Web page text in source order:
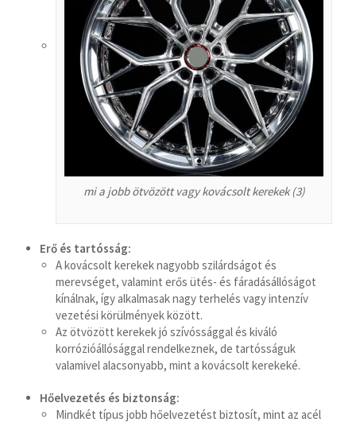
mi a jobb ötvözött vagy kovácsolt kerekek (3)
Erő és tartósság:
A kovácsolt kerekek nagyobb szilárdságot és
merevséget, valamint erős ütés- és fáradásállóságot
kínálnak, így alkalmasak nagy terhelés vagy intenzív
vezetési körülmények között.
Az ötvözött kerekek jó szívóssággal és kiváló
korrózióállósággal rendelkeznek, de tartósságuk
valamivel alacsonyabb, mint a kovácsolt kerekeké.
Hőelvezetés és biztonság:
Mindkét típus jobb hőelvezetést biztosít, mint az acél
தமிழ்
Ślōnskŏ gŏdka
Shqip
سرائیکی
සිංහල
Сахалыы
Ruáinga
Português de Angola
Occitan
Norsk nynorsk
Nederlands (België)
नेपाली
Bahasa Melayu